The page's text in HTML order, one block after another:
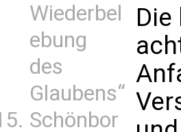
Wiederbel
ebung
des
Glaubens“
Schönbor